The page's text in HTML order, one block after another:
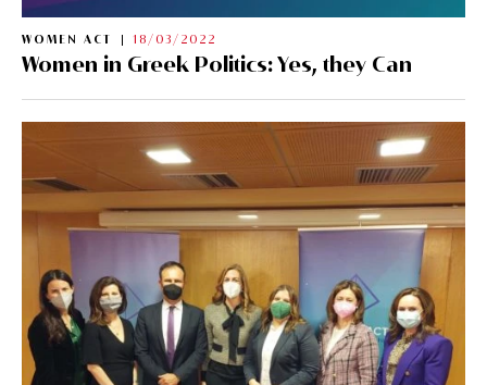
WOMEN ACT 18/03/2022
Women in Greek Politics: Yes, they Can